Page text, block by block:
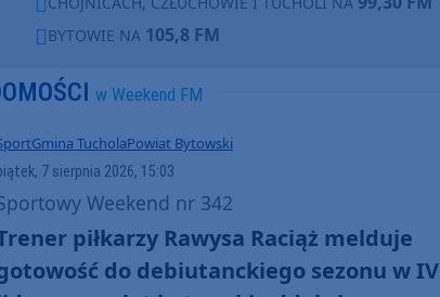
BYTOWIE NA 105,8 FM
w Weekend FM
Gmina TucholaPowiat Bytowski
7 sierpnia 2026, 15:03
Weekend nr 342
piłkarzy Rawysa Raciąż melduje
do debiutanckiego sezonu w IV